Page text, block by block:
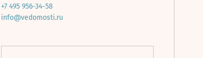
+7 495 956-34-58
info@vedomosti.ru